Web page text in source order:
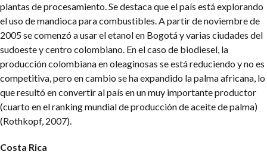
plantas de procesamiento. Se destaca que el país está explorando
el uso de mandioca para combustibles.A partir de noviembre de
2005 se comenzó a usar el etanol en Bogotá y varias ciudades del
sudoeste y centro colombiano. En el caso de biodiesel, la
producción colombiana en oleaginosas se está reduciendo y no es
competitiva, pero en cambio se ha expandido la palma africana, lo
que resultó en convertir al país en un muy importante productor
(cuarto en el ranking mundial de producción de aceite de palma)
(Rothkopf, 2007).
Costa Rica